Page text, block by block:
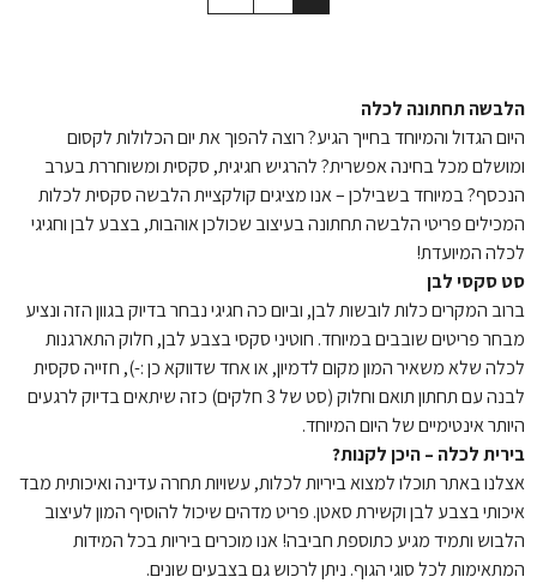
הלבשה תחתונה לכלה
היום הגדול והמיוחד בחייך הגיע? רוצה להפוך את יום הכלולות לקסום
ומושלם מכל בחינה אפשרית? להרגיש חגיגית, סקסית ומשוחררת בערב
הנכסף? במיוחד בשבילכן – אנו מציגים קולקציית הלבשה סקסית לכלות
המכילים פריטי הלבשה תחתונה בעיצוב שכולכן אוהבות, בצבע לבן וחגיגי
לכלה המיועדת!
סט סקסי לבן
ברוב המקרים כלות לובשות לבן, וביום כה חגיגי נבחר בדיוק בגוון הזה ונציע
מבחר פריטים שובבים במיוחד. חוטיני סקסי בצבע לבן, חלוק התארגנות
לכלה שלא משאיר המון מקום לדמיון, או אחד שדווקא כן :-), חזייה סקסית
לבנה עם תחתון תואם וחלוק (סט של 3 חלקים) כזה שיתאים בדיוק לרגעים
היותר אינטימיים של היום המיוחד.
בירית לכלה – היכן לקנות?
אצלנו באתר תוכלו למצוא ביריות לכלות, עשויות תחרה עדינה ואיכותית מבד
איכותי בצבע לבן וקשירת סאטן. פריט מדהים שיכול להוסיף המון לעיצוב
הלבוש ותמיד מגיע כתוספת חביבה! אנו מוכרים ביריות בכל המידות
המתאימות לכל סוגי הגוף. ניתן לרכוש גם בצבעים שונים.